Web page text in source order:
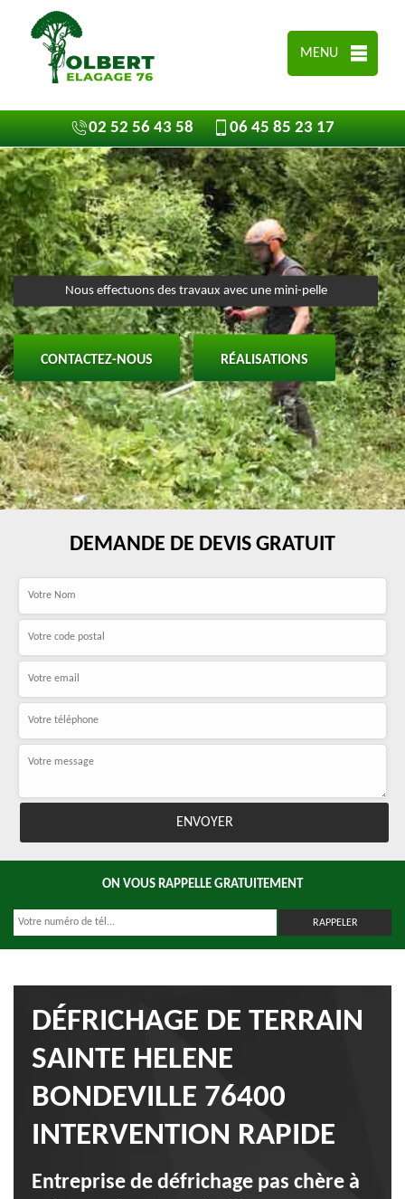
MENU
02 52 56 43 58 06 45 85 23 17
Nous effectuons des travaux avec une mini-pelle
CONTACTEZ-NOUS RÉALISATIONS
DEMANDE DE DEVIS GRATUIT
ON VOUS RAPPELLE GRATUITEMENT
DÉFRICHAGE DE TERRAIN
SAINTE HELENE
BONDEVILLE 76400
INTERVENTION RAPIDE
Entreprise de défrichage pas chère à